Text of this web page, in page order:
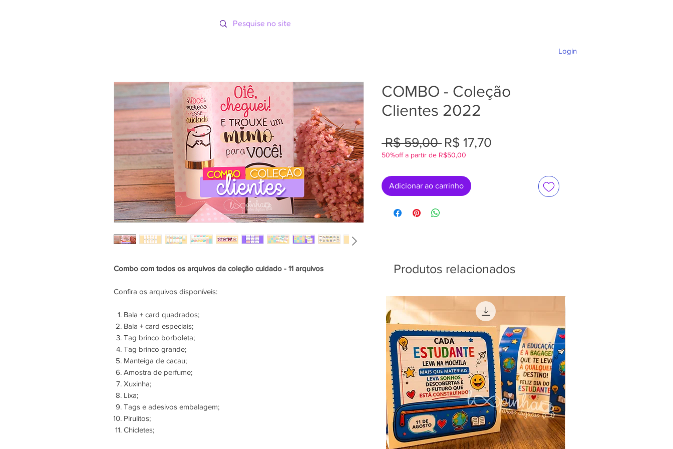
Login
Combo com todos os arquivos da coleção cuidado - 11 arquivos
Confira os arquivos disponíveis:
Bala + card quadrados;
Bala + card especiais;
Tag brinco borboleta;
Tag brinco grande;
Manteiga de cacau;
Amostra de perfume;
Xuxinha;
Lixa;
Tags e adesivos embalagem;
Pirulitos;
Chicletes;
COMBO - Coleção
Clientes 2022
R$ 59,00 Preço
normal
R$ 17,70
50%off a partir de R$50,00
Adicionar ao carrinho
Produtos relacionados